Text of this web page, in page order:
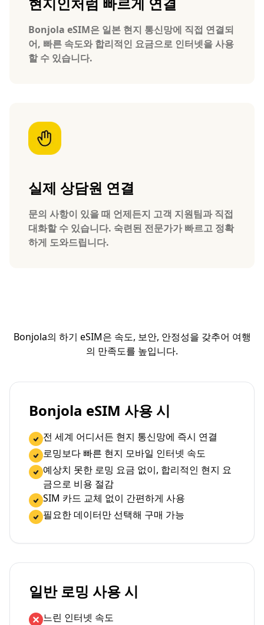
Bonjola eSIM은 일본 현지 통신망에 직접 연결되
어, 빠른 속도와 합리적인 요금으로 인터넷을 사용
할 수 있습니다.
실제 상담원 연결
문의 사항이 있을 때 언제든지 고객 지원팀과 직접
대화할 수 있습니다. 숙련된 전문가가 빠르고 정확
하게 도와드립니다.
Bonjola의 하기 eSIM은 속도, 보안, 안정성을 갖추어 여행
의 만족도를 높입니다.
Bonjola eSIM 사용 시
전 세계 어디서든 현지 통신망에 즉시 연결
로밍보다 빠른 현지 모바일 인터넷 속도
예상치 못한 로밍 요금 없이, 합리적인 현지 요
금으로 비용 절감
SIM 카드 교체 없이 간편하게 사용
필요한 데이터만 선택해 구매 가능
일반 로밍 사용 시
느린 인터넷 속도